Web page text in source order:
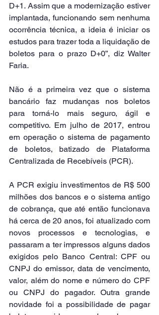
D+1. Assim que a modernização estiver
implantada, funcionando sem nenhuma
ocorrência técnica, a ideia é iniciar os
estudos para trazer toda a liquidação de
boletos para o prazo D+0”, diz Walter
Faria.
Não é a primeira vez que o sistema
bancário faz mudanças nos boletos
para torná-lo mais seguro, ágil e
competitivo. Em julho de 2017, entrou
em operação o sistema de pagamento
de boletos, batizado de Plataforma
Centralizada de Recebíveis (PCR).
A PCR exigiu investimentos de R$ 500
milhões dos bancos e o sistema antigo
de cobrança, que até então funcionava
há cerca de 20 anos, foi atualizado com
novos processos e tecnologias, e
passaram a ter impressos alguns dados
exigidos pelo Banco Central: CPF ou
CNPJ do emissor, data de vencimento,
valor, além do nome e número do CPF
ou CNPJ do pagador. Outra grande
novidade foi a possibilidade de pagar